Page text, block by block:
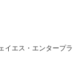
イエス・エンタープラ